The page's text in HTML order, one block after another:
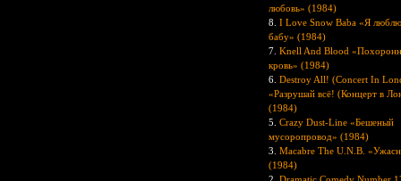
любовь» (1984)
8. I Love Snow Baba «Я
бабу» (1984)
7. Knell And Blood
кровь» (1984)
6. Destroy All! (Concert In
«Разрушай всё! (Концерт в
(1984)
5. Crazy Dust-Line «Бешеный
мусоропровод» (1984)
3. Macabre The U.N.B.
(1984)